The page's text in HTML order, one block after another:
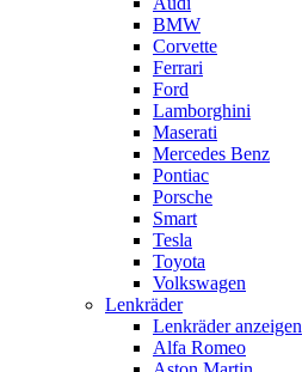
BMW
Corvette
Ferrari
Ford
Lamborghini
Maserati
Mercedes Benz
Pontiac
Porsche
Smart
Tesla
Toyota
Volkswagen
Lenkräder
Lenkräder anzeigen
Alfa Romeo